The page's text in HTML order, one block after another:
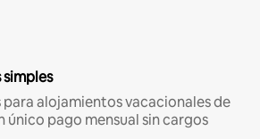
simples
para alojamientos vacacionales de
único pago mensual sin cargos